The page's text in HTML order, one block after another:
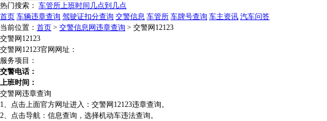
热门搜索： 车管所上班时间几点到几点
首页 车辆违章查询 驾驶证扣分查询 交警信息 车管所 车牌号查询 车主资讯 汽车问答
当前位置： 首页 > 交警信息网违章查询 > 交警网12123
交警网12123
交警网12123官网网址：
服务项目：
交警电话：
上班时间：
交警网违章查询
1、点击上面官方网址进入：交警网12123违章查询。
2、点击导航：信息查询，选择机动车违法查询。